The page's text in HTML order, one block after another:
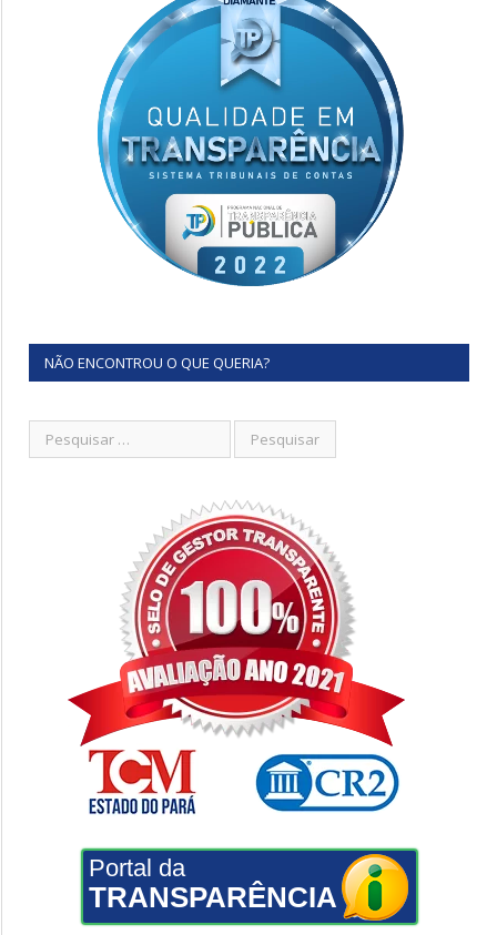
NÃO ENCONTROU O QUE QUERIA?
Portal da
TRANSPARÊNCIA